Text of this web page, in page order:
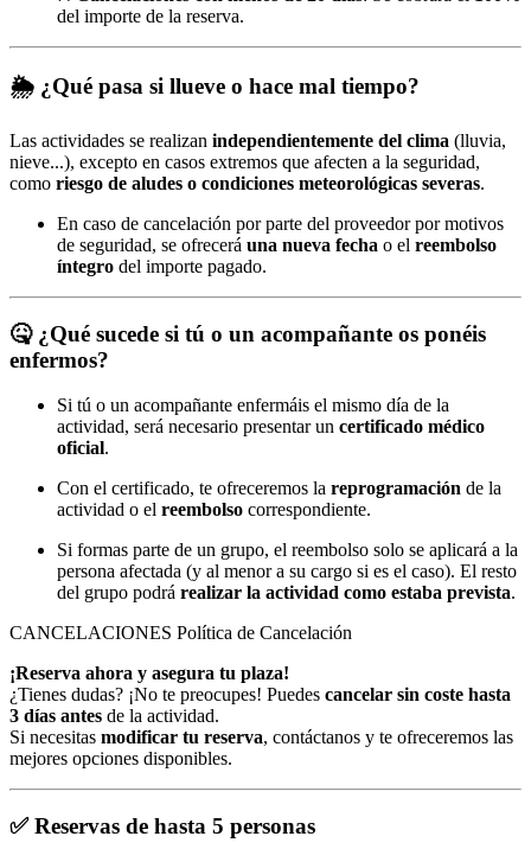
del importe de la reserva.
🌦️ ¿Qué pasa si llueve o hace mal tiempo?
Las actividades se realizan independientemente del clima (lluvia,
nieve...), excepto en casos extremos que afecten a la seguridad,
como riesgo de aludes o condiciones meteorológicas severas.
En caso de cancelación por parte del proveedor por motivos
de seguridad, se ofrecerá una nueva fecha o el reembolso
íntegro del importe pagado.
🤒 ¿Qué sucede si tú o un acompañante os ponéis
enfermos?
Si tú o un acompañante enfermáis el mismo día de la
actividad, será necesario presentar un certificado médico
oficial.
Con el certificado, te ofreceremos la reprogramación de la
actividad o el reembolso correspondiente.
Si formas parte de un grupo, el reembolso solo se aplicará a la
persona afectada (y al menor a su cargo si es el caso). El resto
del grupo podrá realizar la actividad como estaba prevista.
CANCELACIONES Política de Cancelación
¡Reserva ahora y asegura tu plaza!
¿Tienes dudas? ¡No te preocupes! Puedes cancelar sin coste hasta
3 días antes de la actividad.
Si necesitas modificar tu reserva, contáctanos y te ofreceremos las
mejores opciones disponibles.
✅Reservas de hasta 5 personas